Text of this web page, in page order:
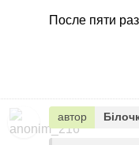
После пяти
автор